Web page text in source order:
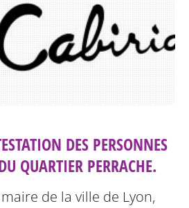
DES PERSONNES
QUARTIER PERRACHE.
de la ville de Lyon,